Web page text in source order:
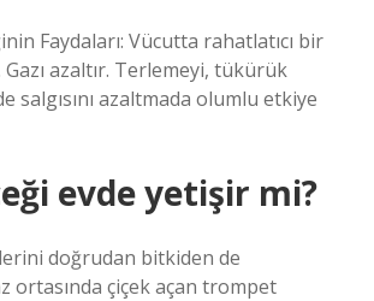
Faydaları: Vücutta rahatlatıcı bir
azaltır. Terlemeyi, tükürük
salgısını azaltmada olumlu etkiye
evde yetişir mi?
doğrudan bitkiden de
ortasında çiçek açan trompet